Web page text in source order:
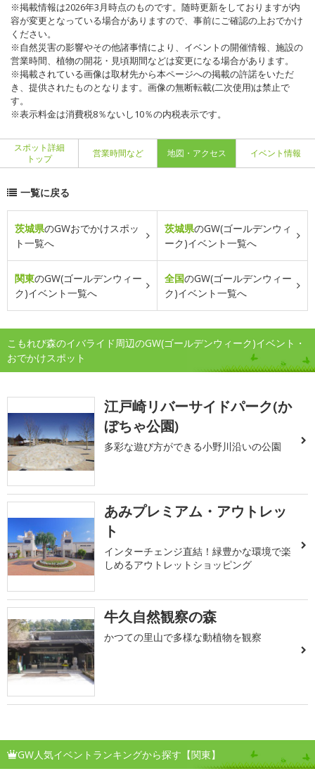
※掲載情報は2026年3月時点のものです。随時更新をしておりますが内
容が変更となっている場合がありますので、事前にご確認の上おでかけ
ください。
※自然災害の影響やその他諸事情により、イベントの開催情報、施設の
営業時間、植物の開花・見頃期間などは変更になる場合があります。
※掲載されている画像は取材先から本ページへの掲載の許諾をいただ
き、提供されたものとなります。画像の無断転載(二次使用)は禁止で
す。
※表示料金は消費税8％ないし10％の内税表示です。
スポット詳細
トップ
営業時間など 地図・アクセス イベント情報
一覧に戻る
茨城県のGWおでかけスポッ
ト一覧へ
茨城県のGW(ゴールデンウィ
ーク)イベント一覧へ
関東のGW(ゴールデンウィー
ク)イベント一覧へ
全国のGW(ゴールデンウィー
ク)イベント一覧へ
こもれび森のイバライド周辺のGW(ゴールデンウィーク)イベント・
おでかけスポット
江戸崎リバーサイドパーク(か
ぼちゃ公園)
多彩な遊び方ができる小野川沿いの公園
あみプレミアム・アウトレッ
ト
インターチェンジ直結！緑豊かな環境で楽
しめるアウトレットショッピング
牛久自然観察の森
かつての里山で多様な動植物を観察
GW人気イベントランキングから探す【関東】